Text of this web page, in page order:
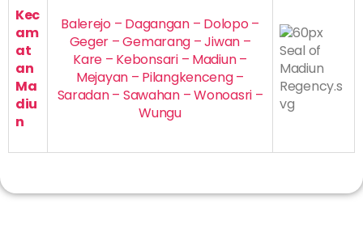
Kec
am
at
an
Ma
diu
n
Balerejo – Dagangan – Dolopo –
Geger – Gemarang – Jiwan –
Kare – Kebonsari – Madiun –
Mejayan – Pilangkenceng –
Saradan – Sawahan – Wonoasri –
Wungu